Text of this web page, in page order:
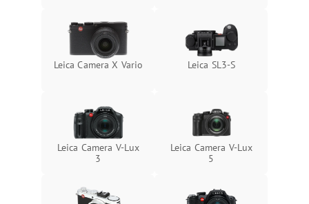
Leica Camera X Vario Leica SL3‑S
Leica Camera V-Lux
3
Leica Camera V-Lux
5